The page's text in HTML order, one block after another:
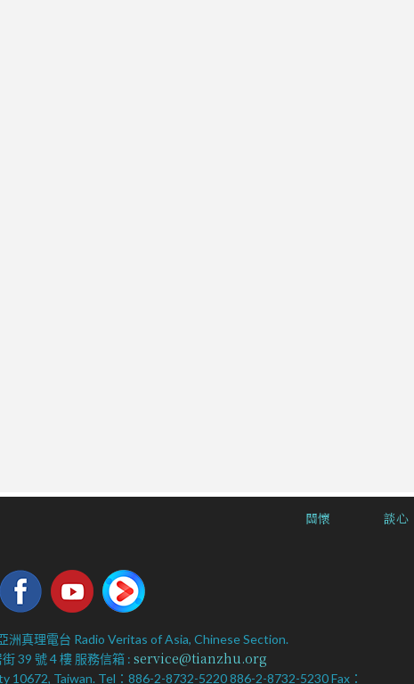
關懷 談心
真理電台 Radio Veritas of Asia, Chinese Section.
39 號 4 樓 服務信箱 : service@tianzhu.org
10672, Taiwan. Tel：886-2-8732-5220 886-2-8732-5230 Fax：